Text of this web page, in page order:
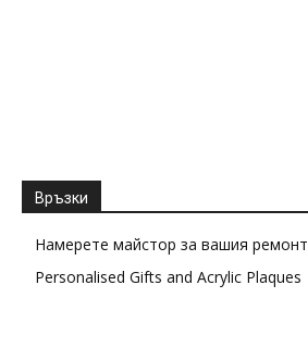
Връзки
Намерете майстор за вашия ремонт
Personalised Gifts and Acrylic Plaques